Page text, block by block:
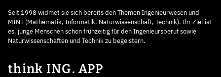
Seit 1998 widmet sie sich bereits den Themen Ingenieurwesen und
MINT (Mathematik, Informatik, Naturwissenschaft, Technik). Ihr Ziel ist
es, junge Menschen schon frühzeitig für den Ingenieursberuf sowie
Naturwissenschaften und Technik zu begeistern.
think ING. APP